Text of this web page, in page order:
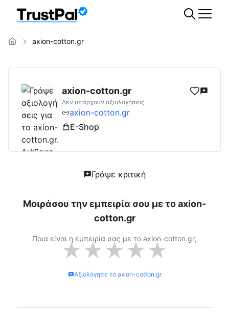
axion-cotton.gr
axion-cotton.gr Αξιολογήσεις | Δες
axion-cotton.gr
Δεν υπάρχουν αξιολογήσεις
axion-cotton.gr
E-Shop
Γράψε κριτική
Μοιράσου την εμπειρία σου με τοaxion-
cotton.gr
Ποια είναι η εμπειρία σας με το axion-cotton.gr;
★★★★★
Αξιολόγησε το axion-cotton.gr